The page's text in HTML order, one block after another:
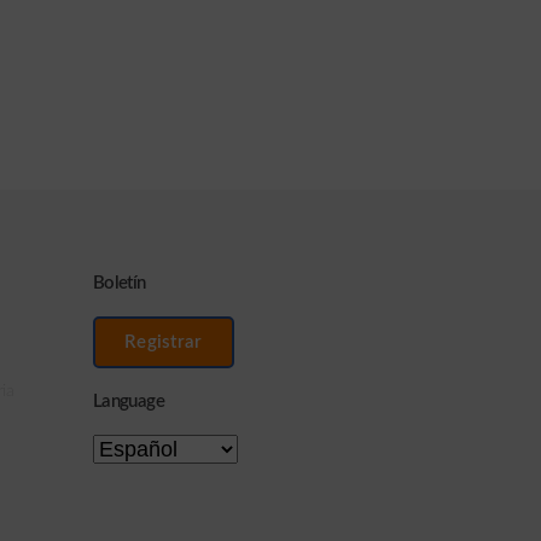
Boletín
Registrar
Language